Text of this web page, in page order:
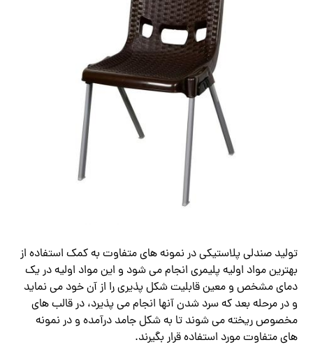
تولید صندلی پلاستیکی در نمونه های متفاوت به کمک استفاده از
بهترین مواد اولیه پلیمری انجام می‌ شود و این مواد اولیه در یک
دمای مشخص و معین قابلیت شکل پذیری را از آن خود می نماید
و در مرحله بعد که سرد شدن آنها انجام می پذیرد، در قالب های
مخصوص ریخته می‌ شوند تا به شکل جامد درآمده و در نمونه‌
های متفاوت مورد استفاده قرار بگیرند.